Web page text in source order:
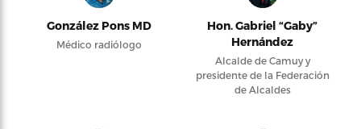
González Pons MD
Médico radiólogo
Hon. Gabriel “Gaby”
Hernández
Alcalde de Camuy y
presidente de la Federación
de Alcaldes